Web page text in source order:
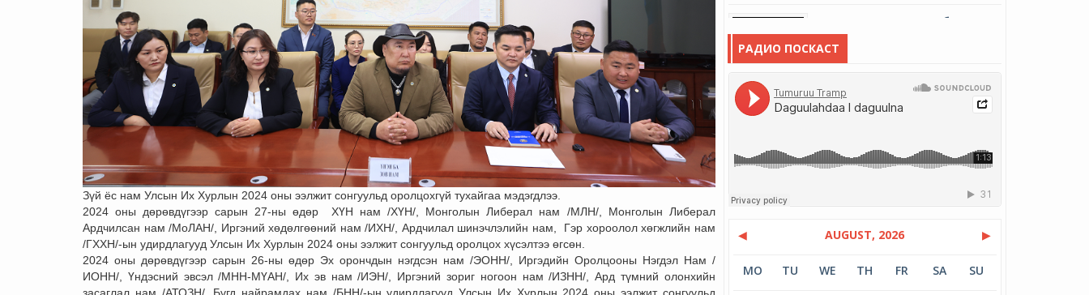
Зүй ёс нам Улсын Их Хурлын 2024 оны ээлжит сонгуульд оролцохгүй тухайгаа мэдэгдлээ.
2024 оны дөрөвдүгээр сарын 27-ны өдөр ХҮН нам /ХҮН/, Монголын Либерал нам /МЛН/, Монголын Либерал
Ардчилсан нам /МоЛАН/, Иргэний хөдөлгөөний нам /ИХН/, Ардчилал шинэчлэлийн нам, Гэр хороолол хөгжлийн нам
/ГХХН/-ын удирдлагууд Улсын Их Хурлын 2024 оны ээлжит сонгуульд оролцох хүсэлтээ өгсөн.
2024 оны дөрөвдүгээр сарын 26-ны өдөр Эх орончдын нэгдсэн нам /ЭОНН/, Иргэдийн Оролцооны Нэгдэл Нам /
ИОНН/, Үндэсний эвсэл /МНН-МҮАН/, Их эв нам /ИЭН/, Иргэний зориг ногоон нам /ИЗНН/, Ард түмний олонхийн
засаглал нам /АТОЗН/, Бүгд найрамдах нам /БНН/-ын удирдлагууд Улсын Их Хурлын 2024 оны ээлжит сонгуульд
МУГЖ Б.Туяа: Инээд бол аз
жаргал
April 01, 2026
Гэр хорооллын айл өрхийн
шөнийн цахилгааны тар...
12 иргэний амь насыг авран
хамгаалав
Гэртээ харих замыг гэргий...
РАДИО ПОСКАСТ
◀ AUGUST, 2026 ▶
MO TU WE TH FR SA SU